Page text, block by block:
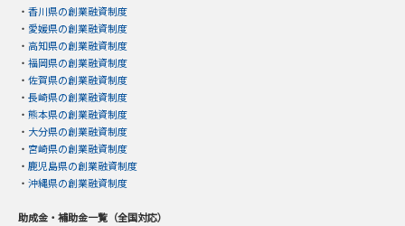
・ 香川県の創業融資制度
・ 愛媛県の創業融資制度
・ 高知県の創業融資制度
・ 福岡県の創業融資制度
・ 佐賀県の創業融資制度
・ 長崎県の創業融資制度
・ 熊本県の創業融資制度
・ 大分県の創業融資制度
・ 宮崎県の創業融資制度
・ 鹿児島県の創業融資制度
・ 沖縄県の創業融資制度
助成金・補助金一覧（全国対応）